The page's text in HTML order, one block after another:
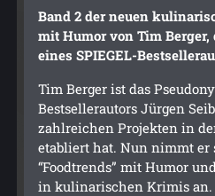
Band 2 der neuen
mit Humor von Tim Berger,
eines SPIEGEL-
Tim Berger ist das
Bestsellerautors Jürgen
zahlreichen Projekten in
etabliert hat. Nun nimmt er
“Foodtrends” mit Humor
in kulinarischen Krimis an.